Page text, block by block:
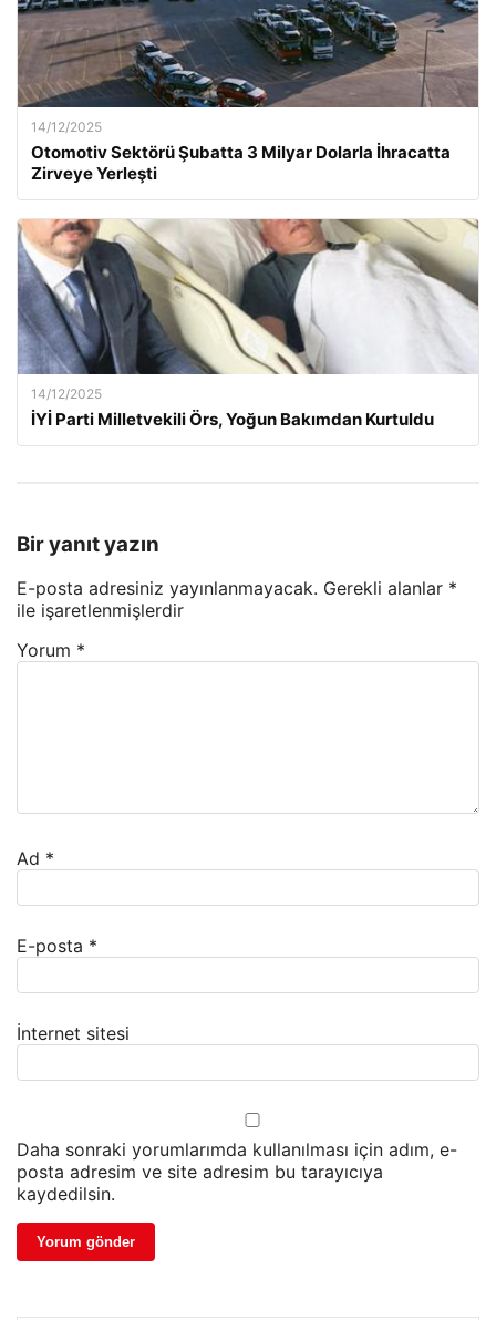
14/12/2025
Otomotiv Sektörü Şubatta 3 Milyar Dolarla İhracatta
Zirveye Yerleşti
14/12/2025
İYİ Parti Milletvekili Örs, Yoğun Bakımdan Kurtuldu
Bir yanıt yazın
E-posta adresiniz yayınlanmayacak. Gerekli alanlar *
ile işaretlenmişlerdir
Yorum *
Ad *
E-posta *
İnternet sitesi
Daha sonraki yorumlarımda kullanılması için adım, e-
posta adresim ve site adresim bu tarayıcıya
kaydedilsin.